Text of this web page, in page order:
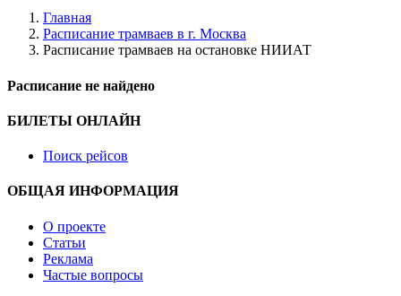
Главная
Расписание трамваев в г. Москва
Расписание трамваев на остановке НИИАТ
Расписание не найдено
БИЛЕТЫ ОНЛАЙН
Поиск рейсов
ОБЩАЯ ИНФОРМАЦИЯ
О проекте
Статьи
Реклама
Частые вопросы